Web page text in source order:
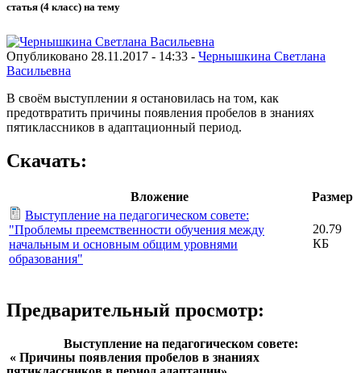
статья (4 класс) на тему
Опубликовано 28.11.2017 - 14:33 - Чернышкина Светлана
Васильевна
В своём выступлении я остановилась на том, как
предотвратить причины появления пробелов в знаниях
пятиклассников в адаптационный период.
Скачать:
Вложение
Размер
Выступление на педагогическом совете:
"Проблемы преемственности обучения между
начальным и основным общим уровнями
образования"
20.79
КБ
Предварительный просмотр:
Выступление на педагогическом совете:
« Причины появления пробелов в знаниях